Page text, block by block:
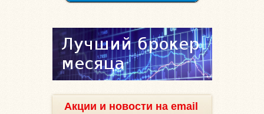
Акции и новости на email